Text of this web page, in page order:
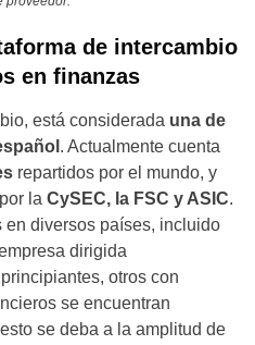
de intercambio
en finanzas
está considerada una de
. Actualmente cuenta
repartidos por el mundo, y
la CySEC, la FSC y ASIC.
diversos países, incluido
dirigida
otros con
se encuentran
se deba a la amplitud de